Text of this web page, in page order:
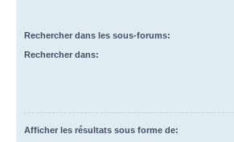
Rechercher dans les sous-forums:
Rechercher dans:
Afficher les résultats sous forme de: